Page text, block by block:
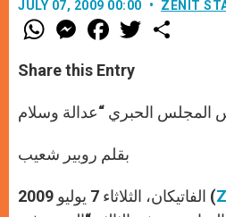
JULY 07, 2009 00:00 ZENIT
W
h
t
s
p
p
M
e
s
e
g
e
F
a
e
b
o
k
w
r
Share this Entry
بقلم روبير شعيب
الفاتيكان، الثلاثاء 7 يوليو 2009 (